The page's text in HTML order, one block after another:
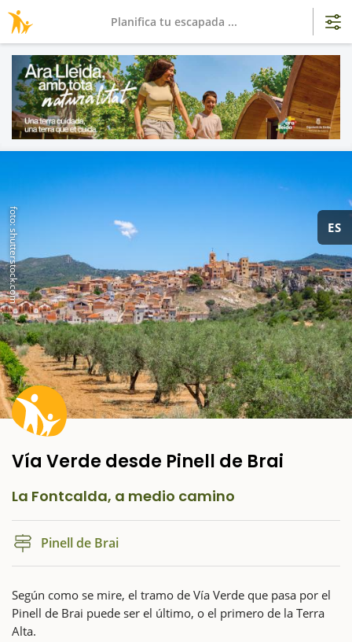
ES
Vía Verde desde Pinell de Brai
foto: shutterstock.com
La Fontcalda, a medio camino
Pinell de Brai
Según como se mire, el tramo de Vía Verde que pasa por el
Pinell de Brai puede ser el último, o el primero de la Terra
Alta.
Planifica tu escapada ...